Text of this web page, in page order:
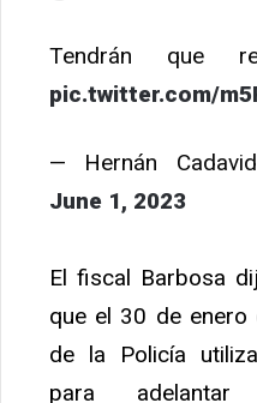
Tendrán que
pic.twitter.com/
— Hernán Cadavid
June 1, 2023
El fiscal Barbosa
que el 30 de enero
de la Policía
para